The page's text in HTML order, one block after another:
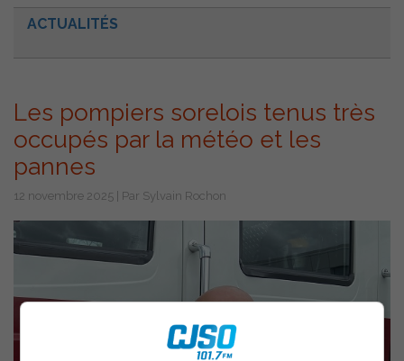
ACTUALITÉS
Les pompiers sorelois tenus très
occupés par la météo et les
pannes
12 novembre 2025 | Par Sylvain Rochon